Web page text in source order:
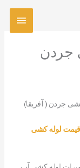
جردن
جردن ( آفریقا)
قیمت لوله کشی